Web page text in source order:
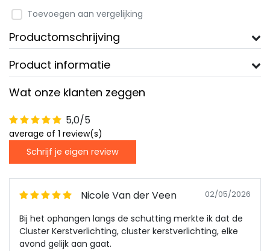
Toevoegen aan vergelijking
Productomschrijving
Product informatie
Wat onze klanten zeggen
5,0/5
average of 1 review(s)
Schrijf je eigen review
Nicole Van der Veen 02/05/2026
Bij het ophangen langs de schutting merkte ik dat de
Cluster Kerstverlichting, cluster kerstverlichting, elke
avond gelijk aan gaat.